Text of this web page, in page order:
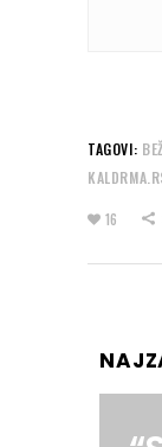
TAGOVI:
16